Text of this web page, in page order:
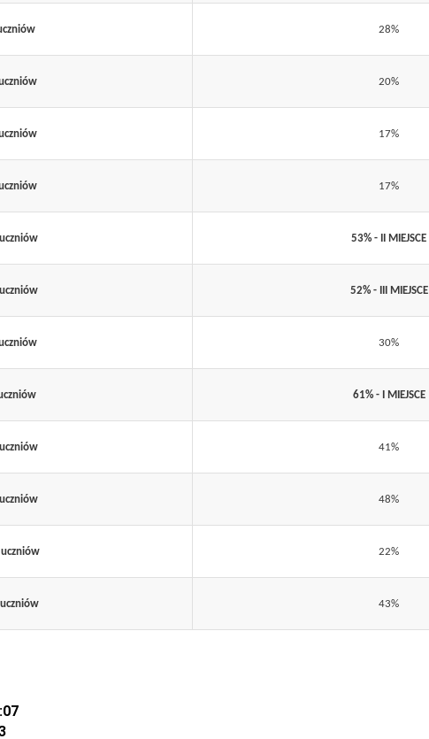
28%
20%
17%
uczniów 17%
53% - II MIEJSCE
52% - III MIEJSCE
30%
61% - I MIEJSCE
41%
48%
22%
43%